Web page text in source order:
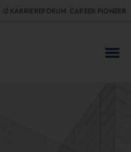
IZ KARRIEREFORUM CAREER PIONEER